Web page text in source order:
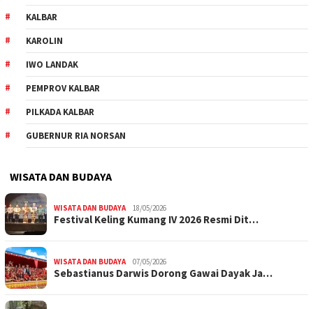
KALBAR
KAROLIN
IWO LANDAK
PEMPROV KALBAR
PILKADA KALBAR
GUBERNUR RIA NORSAN
WISATA DAN BUDAYA
WISATA DAN BUDAYA 18/05/2026
Festival Keling Kumang IV 2026 Resmi Dit…
WISATA DAN BUDAYA 07/05/2026
Sebastianus Darwis Dorong Gawai Dayak Ja…